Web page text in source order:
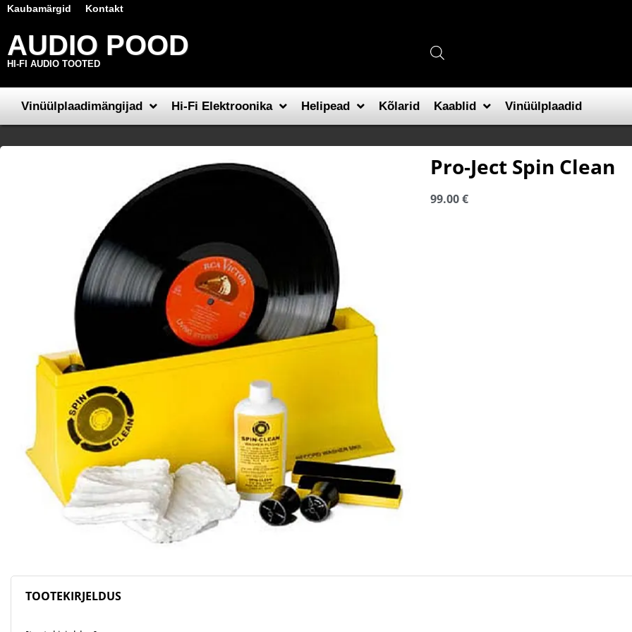
Kaubamärgid Kontakt
AUDIO POOD
HI-FI AUDIO TOOTED
Vinüülplaadimängijad Hi-Fi Elektroonika Helipead Kõlarid Kaablid Vinüülplaadid
Pro-Ject Spin Clean
99.00€
TOOTEKIRJELDUS